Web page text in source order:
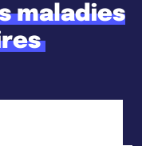
maladies